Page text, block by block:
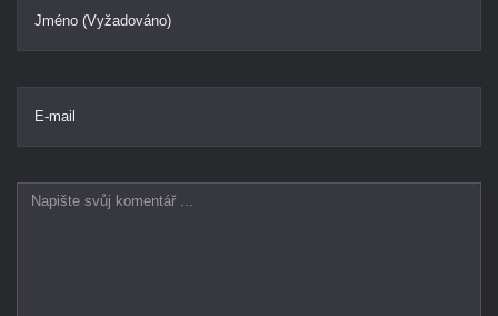
Jméno (Vyžadováno)
E-mail